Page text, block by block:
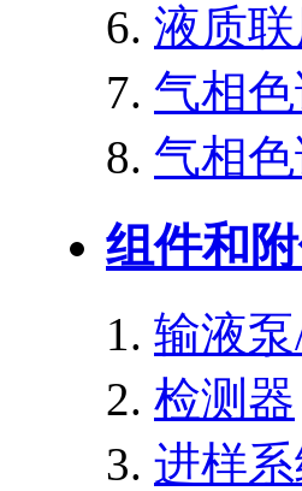
液质
气相
气相
组件和
输液
检测器
进样